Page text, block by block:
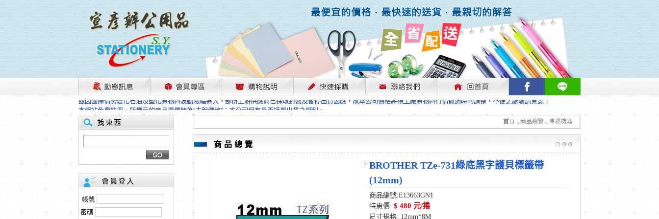
茲因國際情勢變化石油及塑化原物料波動漲幅甚大，部份上游供應商已採取封盤及暫停出貨因應，故本公司價格將視工廠原物料行情做適時的調整，不便之處敬請見諒！
本網站免費註冊，所標示的商品單價皆為“未稅價格”；本公司保有是否接單出貨之權利。
HP、EPSON、CANON原廠耗材價格浮動，下單前請先跟客服人員確認最新單價！
本網站免費註冊，所標示的商品單價皆為“未稅價格”；本公司保有是否接單出貨之權利。
匯款客戶請注意！因商品繁複來不及發現短缺，遂待客服人員跟您確認訂單無誤時再行匯款，避免後緒問題的衍生。
本網站免費註冊，所標示的商品單價皆為“未稅價格”；本公司保有是否接單出貨之權利。
茲因國際情勢變化石油及塑化原物料波動漲幅甚大，部份上游供應商已採取封盤及暫停出貨因應，故本公司價格將視工廠原物料行情做適時的調整，不便之處敬請見諒！
本網站免費註冊，所標示的商品單價皆為“未稅價格”；本公司保有是否接單出貨之權利。
HP、EPSON、CANON原廠耗材價格浮動，下單前請先跟客服人員確認最新單價！
本網站免費註冊，所標示的商品單價皆為“未稅價格”；本公司保有是否接單出貨之權利。
匯款客戶請注意！因商品繁複來不及發現短缺，遂待客服人員跟您確認訂單無誤時再行匯款，避免後緒問題的衍生。
本網站免費註冊，所標示的商品單價皆為“未稅價格”；本公司保有是否接單出貨之權利。
首頁 商品總覽 事務機器
帳號
密碼
商品總覽
BROTHER TZe-731綠底黑字護貝標籤帶
(12mm)
商品編號:E13663GN1
特惠價: $ 480 元/捲
尺寸規格: 12mm*8M